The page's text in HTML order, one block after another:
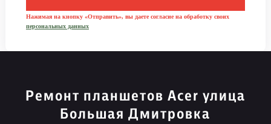
Нажимая на кнопку «Отправить», вы даете согласие на обработку своих
персональных данных
Ремонт планшетов Acer улица
Большая Дмитровка